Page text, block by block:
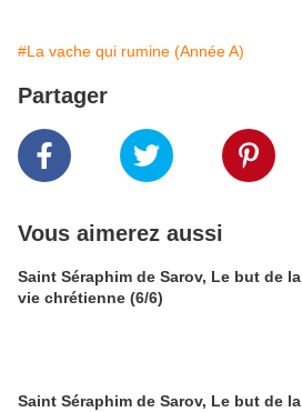
#La vache qui rumine (Année A)
Partager
Vous aimerez aussi
Saint Séraphim de Sarov, Le but de la
vie chrétienne (6/6)
Saint Séraphim de Sarov, Le but de la